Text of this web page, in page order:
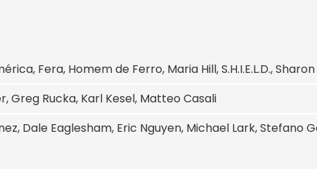
Fera, Homem de Ferro, Maria Hill, S.H.I.E.L.D.,
Greg Rucka, Karl Kesel, Matteo Casali
Dale Eaglesham, Eric Nguyen, Michael Lark, Stefano